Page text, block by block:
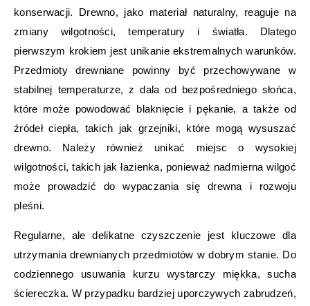
konserwacji. Drewno, jako materiał naturalny, reaguje na
zmiany wilgotności, temperatury i światła. Dlatego
pierwszym krokiem jest unikanie ekstremalnych warunków.
Przedmioty drewniane powinny być przechowywane w
stabilnej temperaturze, z dala od bezpośredniego słońca,
które może powodować blaknięcie i pękanie, a także od
źródeł ciepła, takich jak grzejniki, które mogą wysuszać
drewno. Należy również unikać miejsc o wysokiej
wilgotności, takich jak łazienka, ponieważ nadmierna wilgoć
może prowadzić do wypaczania się drewna i rozwoju
pleśni.
Regularne, ale delikatne czyszczenie jest kluczowe dla
utrzymania drewnianych przedmiotów w dobrym stanie. Do
codziennego usuwania kurzu wystarczy miękka, sucha
ściereczka. W przypadku bardziej uporczywych zabrudzeń,